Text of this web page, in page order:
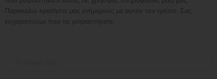
Παρακαλώ κρατήστε μας ενήμερους με αυτόν τον τρόπο. Σας
ευχαριστούμε που τις μοιραστήκατε.